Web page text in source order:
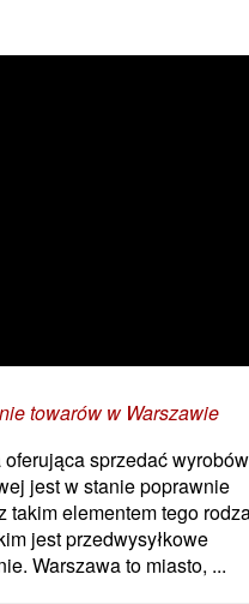
towarów w Warszawie
sprzedać
jest w stanie poprawnie
takim elementem tego
jest przedwysyłkowe
Warszawa to miasto, ...